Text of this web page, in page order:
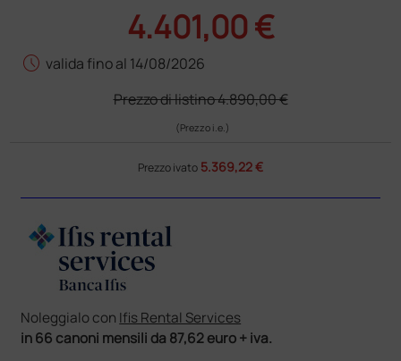
4.401,00 €
schedule valida fino al 14/08/2026
Prezzo di listino4.890,00 €
(Prezzo i.e.)
Prezzo ivato 5.369,22 €
Noleggialo con Ifis Rental Services
in 66 canoni mensili da 87,62 euro + iva.